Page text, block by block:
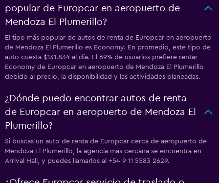
popular de Europcar en aeropuerto de
Mendoza El Plumerillo?
El tipo más popular de autos de renta de Europcar en aeropuerto
de Mendoza El Plumerillo es Economy. En promedio, este tipo de
auto cuesta $131.834 al día. El 69% de usuarios prefiere rentar
Economy de Europcar en aeropuerto de Mendoza El Plumerillo
debido al precio, la disponibilidad y las actividades planeadas.
¿Dónde puedo encontrar autos de renta
de Europcar en aeropuerto de Mendoza El
Plumerillo?
Si buscas un auto de renta de Europcar cerca de aeropuerto de
Mendoza El Plumerillo, la agencia más cercana se encuentra en
Arrival Hall, y puedes llamarlos al +54 9 11 5583 2629.